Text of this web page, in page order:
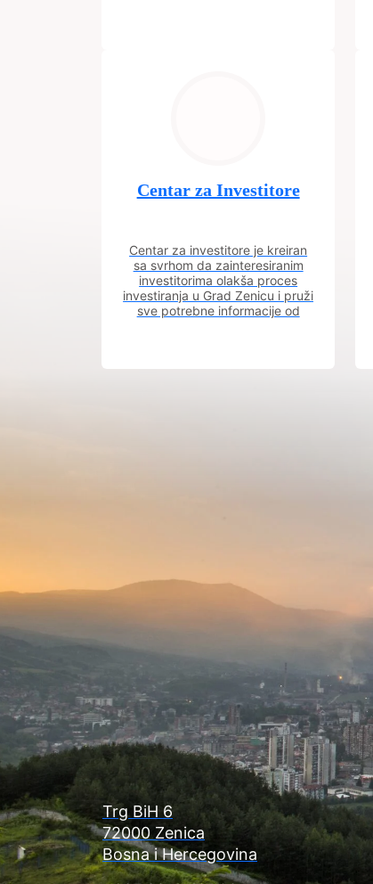
Centar za Investitore
Centar za investitore je kreiran
sa svrhom da zainteresiranim
investitorima olakša proces
investiranja u Grad Zenicu i pruži
sve potrebne informacije od
Trg BiH 6
72000 Zenica
Bosna i Hercegovina